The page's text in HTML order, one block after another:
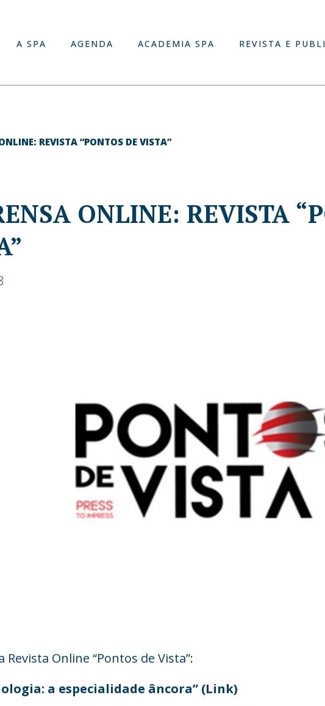
A SPA AGENDA ACADEMIA SPA REVISTA E
REVISTA “PONTOS DE VISTA”
ONLINE: REVISTA
Revista Online “Pontos de Vista”:
a especialidade âncora” (Link)